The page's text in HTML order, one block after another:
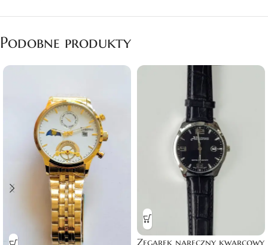
Podobne produkty
Zegarek naręczny kwarcowy